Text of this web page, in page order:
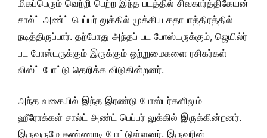
மிகப்பெரும் வெற்றி பெற்ற இந்த படத்தில் சிவகார்த்திகேயன்
சால்ட் அண்ட் பெப்பர் லுக்கில் முக்கிய கதாபாத்திரத்தில்
நடித்திருப்பார். தற்போது அந்தப் பட போஸ்டருக்கும், ஜெயில்ர்
பட போஸ்டருக்கும் இருக்கும் ஒற்றுமைகளை ரசிகர்கள்
லிஸ்ட் போட்டு தெறிக்க விடுகின்றனர்.
அந்த வகையில் இந்த இரண்டு போஸ்டர்களிலும்
ஹீரோக்கள் சால்ட் அண்ட் பெப்பர் லுக்கில் இருக்கின்றனர்.
இருவருமே கண்ணாடி போட்டுள்ளனர். இருவரின்